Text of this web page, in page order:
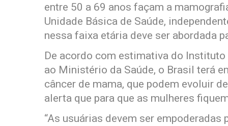
entre 50 a 69 anos façam a
Unidade Básica de Saúde,
nessa faixa etária deve ser abordada
De acordo com estimativa do
ao Ministério da Saúde, o Brasil terá
câncer de mama, que podem evoluir
alerta que para que as mulheres
“As usuárias devem ser